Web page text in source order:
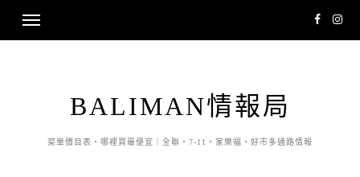
BALIMAN情報局
菜單價目表・哪裡買最便宜｜全聯・7-11・家樂福・好市多通路情報